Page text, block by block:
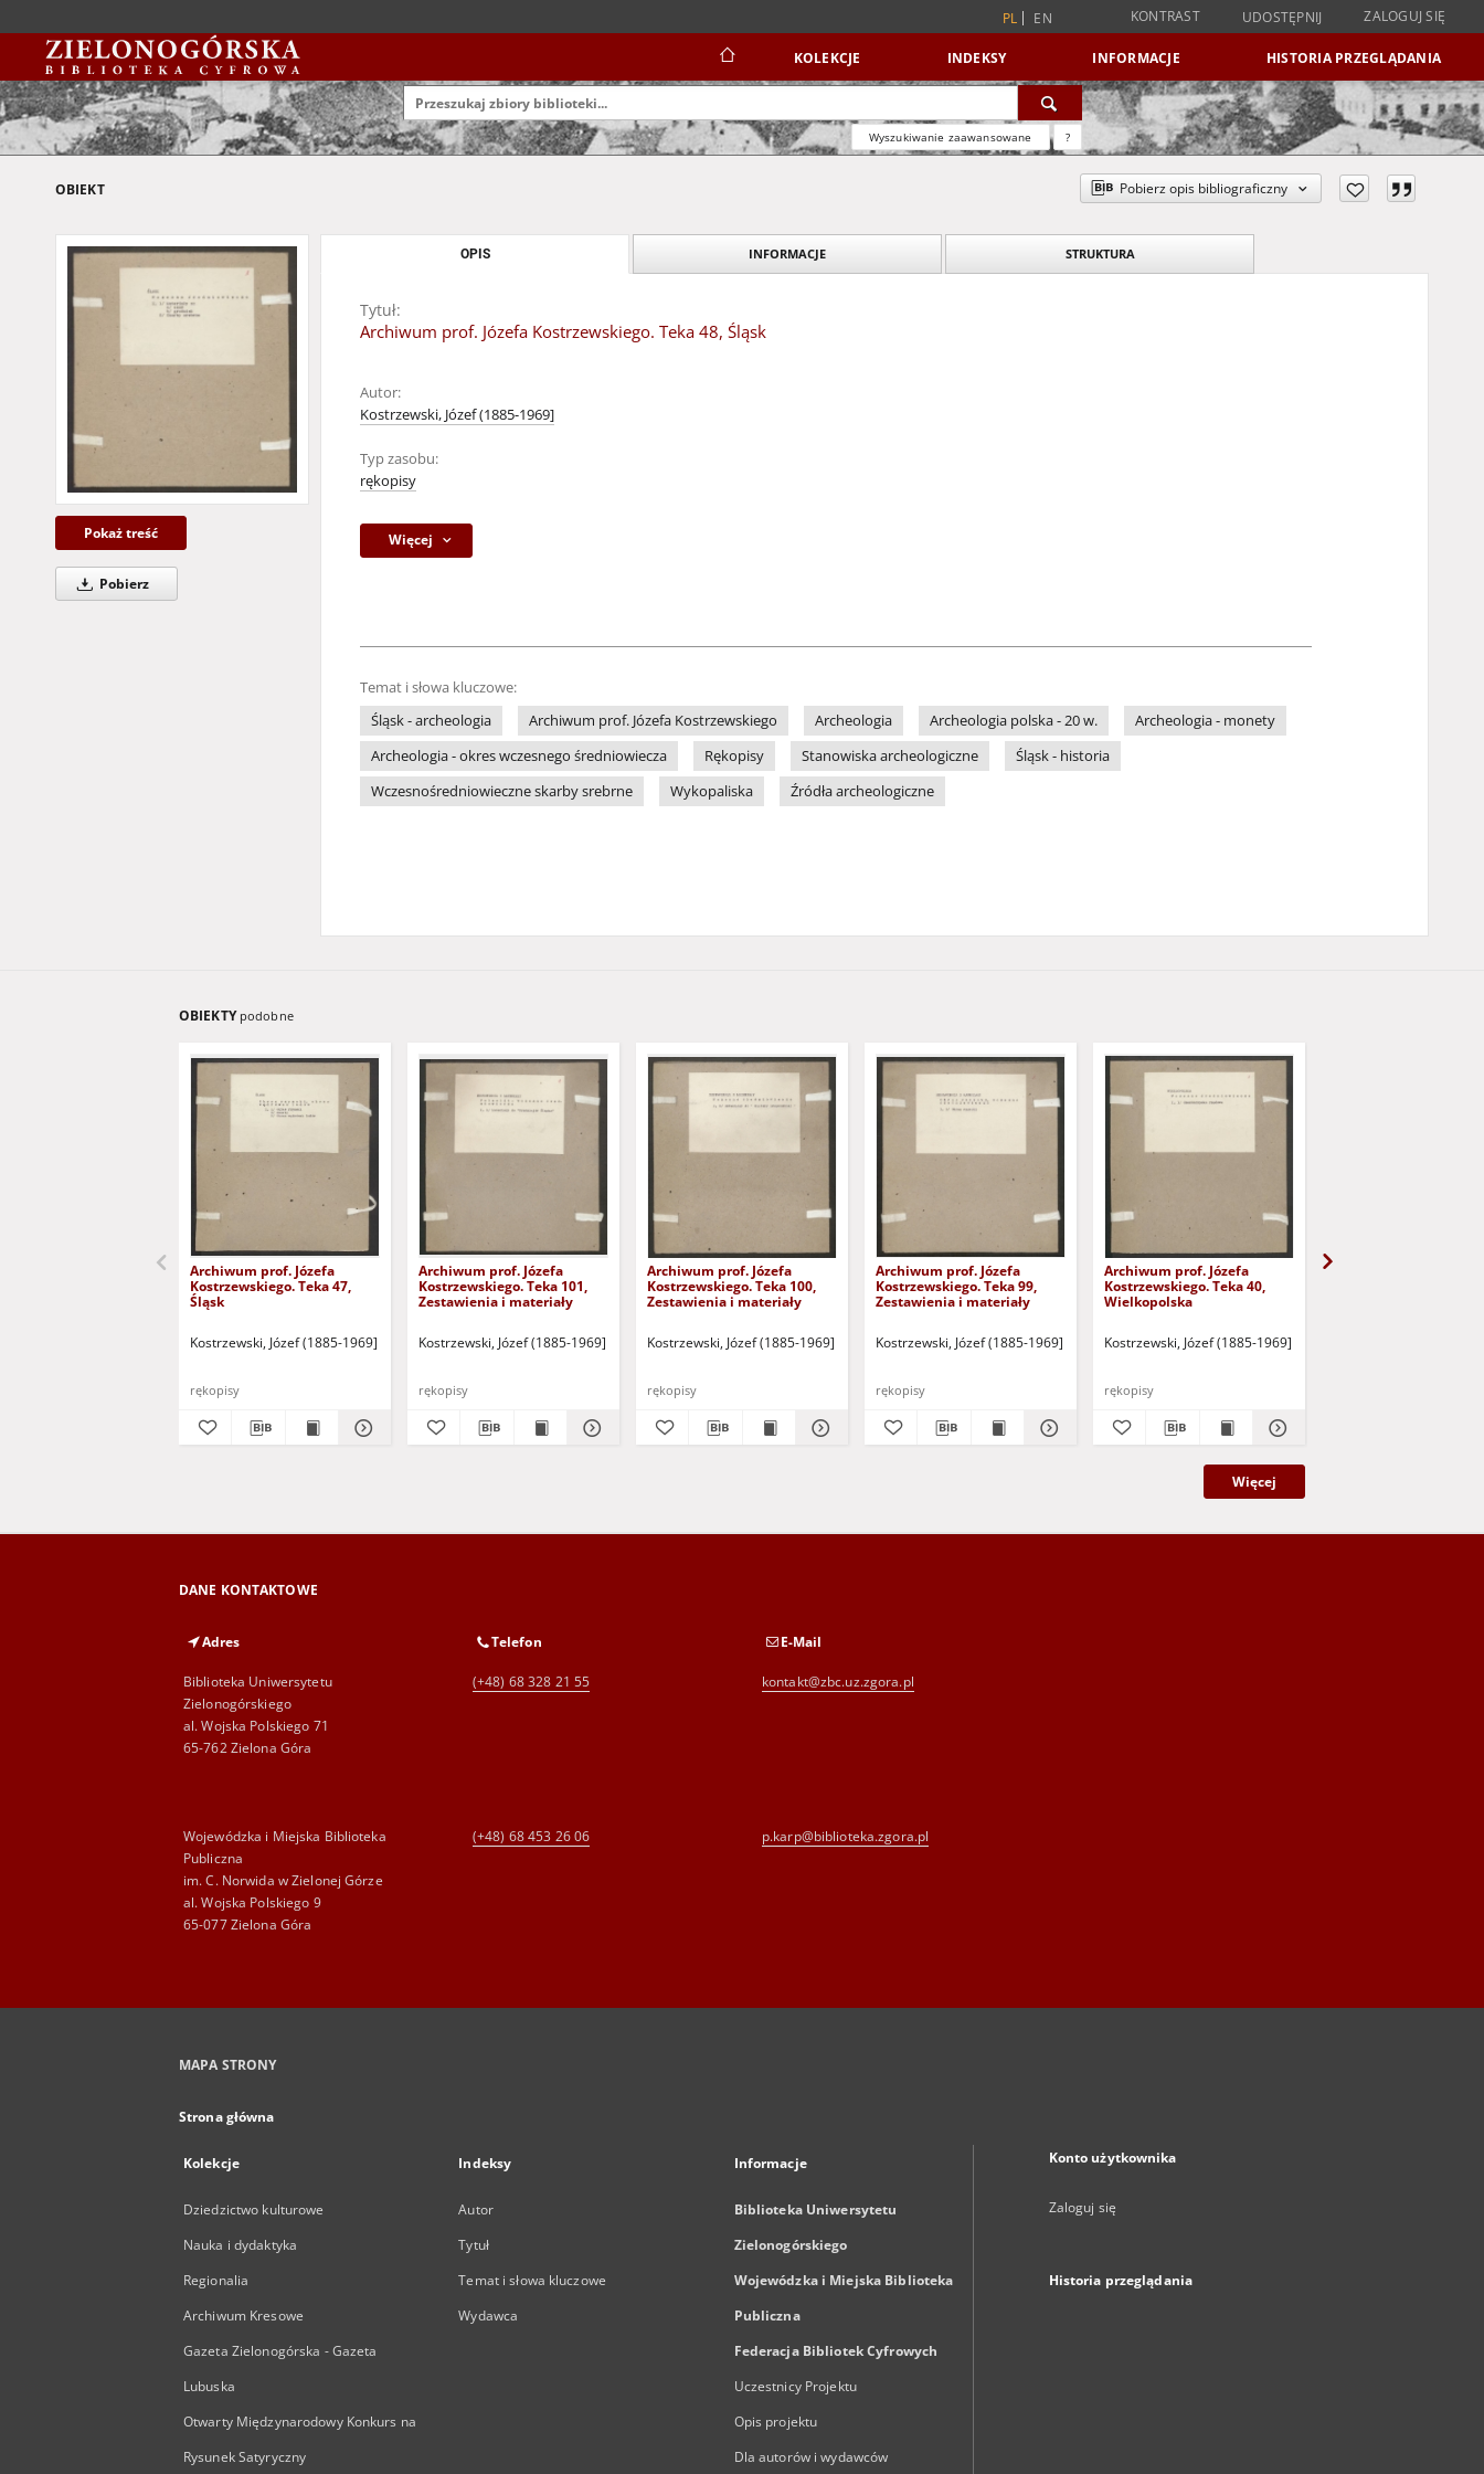
PL EN KONTRAST UDOSTĘPNIJ ZALOGUJ SIĘ
KOLEKCJE INDEKSY INFORMACJE HISTORIA PRZEGLĄDANIA
Wyszukiwanie zaawansowane ?
OBIEKT Pobierz opis bibliograficzny
Pokaż treść
Pobierz
OPIS INFORMACJE STRUKTURA
Tytuł:
Archiwum prof. Józefa Kostrzewskiego. Teka 48, Śląsk
Autor:
Kostrzewski, Józef (1885-1969]
Typ zasobu:
rękopisy
Więcej
Temat i słowa kluczowe:
Śląsk - archeologia
Archiwum prof. Józefa Kostrzewskiego Archeologia Archeologia polska - 20 w.
Archeologia - monety
Archeologia - okres wczesnego średniowiecza
Rękopisy Stanowiska archeologiczne
Śląsk - historia
Wczesnośredniowieczne skarby srebrne
Wykopaliska Źródła archeologiczne
OBIEKTY podobne
Archiwum prof. Józefa
Kostrzewskiego. Teka 47,
Śląsk
Kostrzewski, Józef (1885-1969]
rękopisy
Archiwum prof. Józefa
Kostrzewskiego. Teka 101,
Zestawienia i materiały
Kostrzewski, Józef (1885-1969]
rękopisy
Archiwum prof. Józefa
Kostrzewskiego. Teka 100,
Zestawienia i materiały
Kostrzewski, Józef (1885-1969]
rękopisy
Archiwum prof. Józefa
Kostrzewskiego. Teka 99,
Zestawienia i materiały
Kostrzewski, Józef (1885-1969]
rękopisy
Archiwum prof. Józefa
Kostrzewskiego. Teka 40,
Wielkopolska
Kostrzewski, Józef (1885-1969]
rękopisy
Więcej
DANE KONTAKTOWE
Adres
Biblioteka Uniwersytetu
Zielonogórskiego
al. Wojska Polskiego 71
65-762 Zielona Góra
Telefon
(+48) 68 328 21 55
E-Mail
kontakt@zbc.uz.zgora.pl
Wojewódzka i Miejska Biblioteka
Publiczna
im. C. Norwida w Zielonej Górze
al. Wojska Polskiego 9
65-077 Zielona Góra
(+48) 68 453 26 06 p.karp@biblioteka.zgora.pl
MAPA STRONY
Strona główna
Kolekcje
Dziedzictwo kulturowe
Nauka i dydaktyka
Regionalia
Archiwum Kresowe
Gazeta Zielonogórska - Gazeta
Lubuska
Otwarty Międzynarodowy Konkurs na
Rysunek Satyryczny
Indeksy
Autor
Tytuł
Temat i słowa kluczowe
Wydawca
Informacje
Biblioteka Uniwersytetu
Zielonogórskiego
Wojewódzka i Miejska Biblioteka
Publiczna
Federacja Bibliotek Cyfrowych
Uczestnicy Projektu
Opis projektu
Dla autorów i wydawców
Konto użytkownika
Zaloguj się
Historia przeglądania